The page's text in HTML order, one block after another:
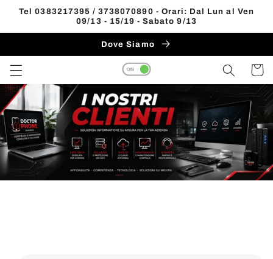
direttamente
Tel 0383217395 / 3738070890 - Orari: Dal Lun al Ven
09/13 - 15/19 - Sabato 9/13
Dove Siamo
Carrello